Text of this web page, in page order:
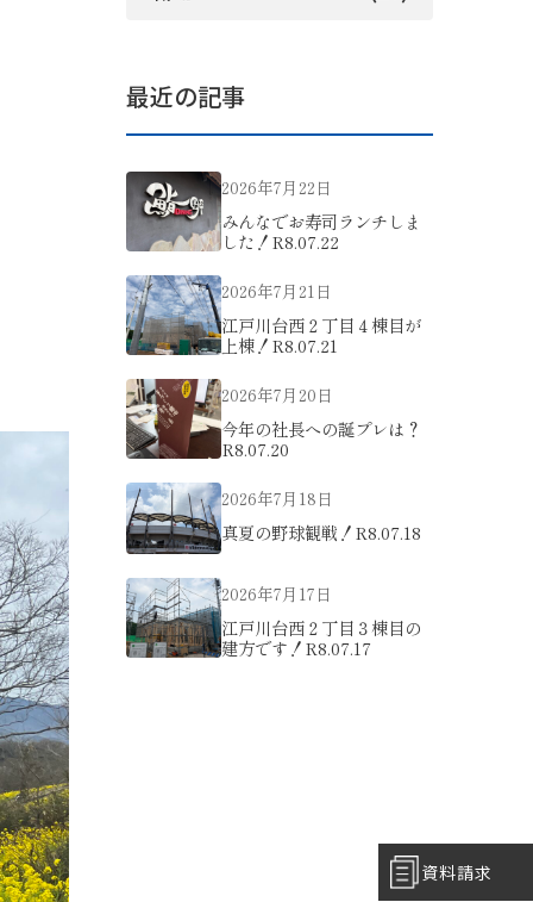
最近の記事
2026年7月22日
みんなでお寿司ランチしま
した！R8.07.22
2026年7月21日
江戸川台西２丁目４棟目が
上棟！R8.07.21
2026年7月20日
今年の社長への誕プレは？
R8.07.20
2026年7月18日
真夏の野球観戦！R8.07.18
2026年7月17日
江戸川台西２丁目３棟目の
建方です！R8.07.17
資料請求